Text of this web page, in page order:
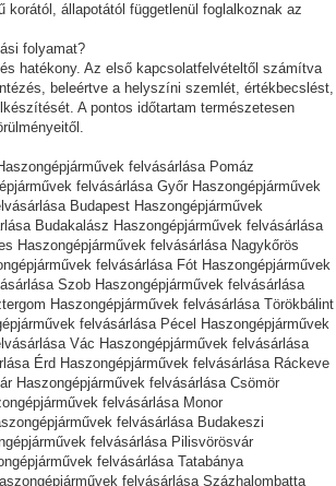
korától, állapotától függetlenül foglalkoznak az
folyamat?
hatékony. Az első kapcsolatfelvételtől számítva
beleértve a helyszíni szemlét, értékbecslést,
A pontos időtartam természetesen
felvásárlása Pomáz
felvásárlása Győr Haszongépjárművek
Budapest Haszongépjárművek
Budakalász Haszongépjárművek felvásárlása
Haszongépjárművek felvásárlása Nagykőrös
felvásárlása Fót Haszongépjárművek
Szob Haszongépjárművek felvásárlása
Haszongépjárművek felvásárlása Törökbálint
felvásárlása Pécel Haszongépjárművek
Vác Haszongépjárművek felvásárlása
Érd Haszongépjárművek felvásárlása Ráckeve
Haszongépjárművek felvásárlása Csömör
felvásárlása Monor
felvásárlása Budakeszi
felvásárlása Pilisvörösvár
felvásárlása Tatabánya
felvásárlása Százhalombatta